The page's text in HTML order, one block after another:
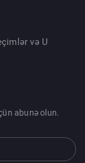
və U
abunə olun.